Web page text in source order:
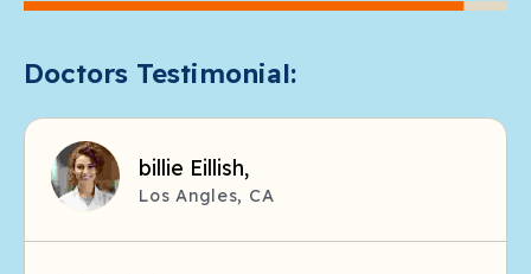
Doctors Testimonial:
billie Eillish,
Los Angles, CA